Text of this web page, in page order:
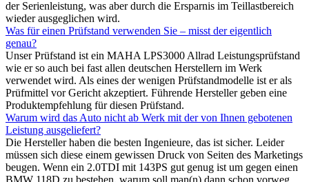
der Serienleistung, was aber durch die Ersparnis im Teillastbereich
wieder ausgeglichen wird.
Was für einen Prüfstand verwenden Sie – misst der eigentlich
genau?
Unser Prüfstand ist ein MAHA LPS3000 Allrad Leistungsprüfstand
wie er so auch bei fast allen deutschen Herstellern im Werk
verwendet wird. Als eines der wenigen Prüfstandmodelle ist er als
Prüfmittel vor Gericht akzeptiert. Führende Hersteller geben eine
Produktempfehlung für diesen Prüfstand.
Warum wird das Auto nicht ab Werk mit der von Ihnen gebotenen
Leistung ausgeliefert?
Die Hersteller haben die besten Ingenieure, das ist sicher. Leider
müssen sich diese einem gewissen Druck von Seiten des Marketings
beugen. Wenn ein 2.0TDI mit 143PS gut genug ist um gegen einen